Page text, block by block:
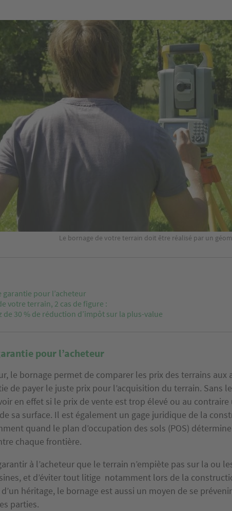
Le bornage de votre terrain doit être réalisé par un
garantie pour l’acheteur
votre terrain, 2 cas de figure :
de 30 % de réduction d’impôt sur la plus-value
pour l’acheteur
le bornage permet de comparer les prix des terrains aux
de payer le juste prix pour l’acquisition du terrain. Sans
en effet si le prix de vente est trop élevé ou au contraire
sa surface. Il est également un gage juridique de la
quand le plan d’occupation des sols (POS)
chaque frontière.
à l’acheteur que le terrain n’empiète pas sur la ou
et d’éviter tout litige notamment lors de la
héritage, le bornage est aussi un moyen de se
parties.